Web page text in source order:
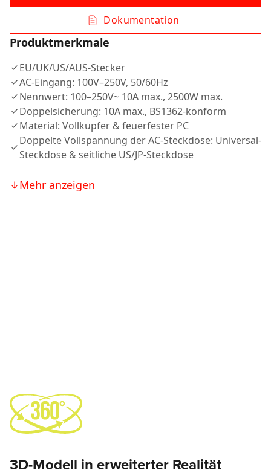
Dokumentation
Produktmerkmale
EU/UK/US/AUS-Stecker
AC-Eingang: 100V–250V, 50/60Hz
Nennwert: 100–250V~ 10A max., 2500W max.
Doppelsicherung: 10A max., BS1362-konform
Material: Vollkupfer & feuerfester PC
Doppelte Vollspannung der AC-Steckdose: Universal-
Steckdose & seitliche US/JP-Steckdose
Mehr anzeigen
3D-Modell in erweiterter Realität